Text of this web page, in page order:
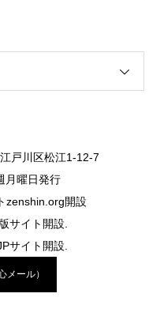
戸川区松江1-12-7
月曜日発行
zenshin.org開設
サイト開設.
サイト開設.
メール）